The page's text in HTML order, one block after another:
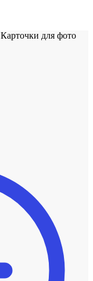
Карточки для фото